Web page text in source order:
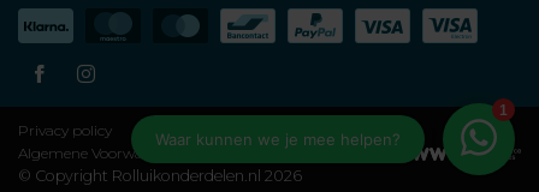
Privacy policy
Algemene Voorwaarden
© Copyright Rolluikonderdelen.nl 2026